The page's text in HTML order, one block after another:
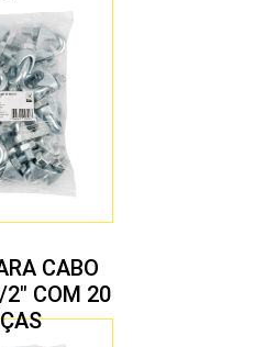
CABO
2″ COM 20